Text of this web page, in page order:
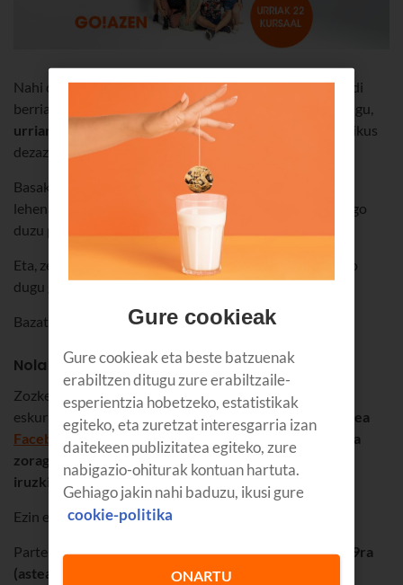
Nahi duzu inork baino lehen ikusi‘Go!azen'en denboraldi
berria?
Hiruna lagunentzako 10 sarrera
zozkatuko ditugu,
urriaren 22an Kursaaleanlehen kapitulua familiarekin ikus
dezazun.
Basakabiko neska-mutilen abentura berriak ezagutzen
lehena izateaz gain, aktoreekin selfie bat atera ahal izango
duzu photocallean. Benetako luxua!
Eta, zeremonia-maisu gisa, aurten ere Jon Gómez izango
dugu gurekin.
Bazatoz?
Nola parte hartu zozketan
Zozketatzen ditugun hamar sarrera hirukoitzetako bat
eskuratzeko,
nahikoa duzu Euskaltelen jarraitzaile izatea
Facebooken,Twitter ren edo Instagram
en, eta zozketa
zoragarri hau norekin partekatu nahi duzun aipatzea
iruzkinetan.
Ezin errazagoa.
Parte har dezakezuurriaren 16tik (11:00etan hasita) 19ra
(asteartea) bitartean.
Gure cookieak
Gure cookieak eta beste batzuenak
erabiltzen ditugu zure erabiltzaile-
esperientzia hobetzeko, estatistikak
egiteko, eta zuretzat interesgarria izan
daitekeen publizitatea egiteko, zure
nabigazio-ohiturak kontuan hartuta.
Gehiago jakin nahi baduzu, ikusi gure
cookie-politika
ONARTU